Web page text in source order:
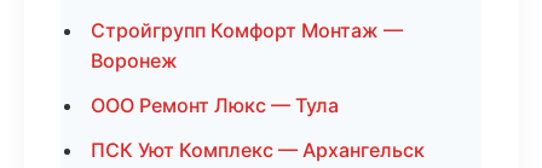
Стройгрупп Комфорт Монтаж —
Воронеж
ООО Ремонт Люкс — Тула
ПСК Уют Комплекс — Архангельск